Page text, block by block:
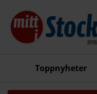
Toppnyheter